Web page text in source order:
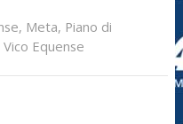
, Meta, Piano di
Vico Equense